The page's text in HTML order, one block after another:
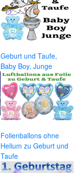
Geburt und Taufe,
Baby Boy, Junge
Folienballons ohne
Helium zu Geburt und
Taufe